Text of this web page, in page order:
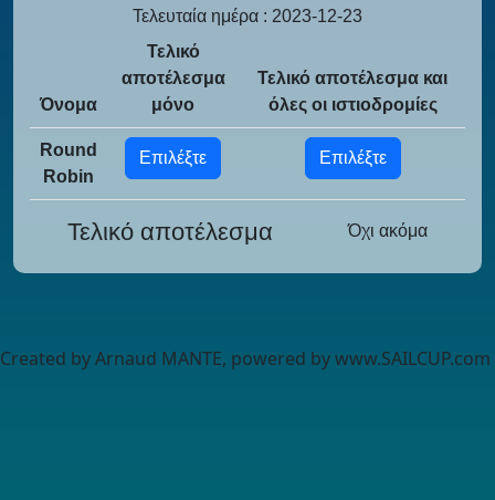
Τελευταία ημέρα : 2023-12-23
Όνομα
Τελικό
αποτέλεσμα
μόνο
Τελικό αποτέλεσμα και
όλες οι ιστιοδρομίες
Round
Robin
Επιλέξτε Επιλέξτε
Τελικό αποτέλεσμα Όχι ακόμα
Created by Arnaud MANTE, powered by www.SAILCUP.com